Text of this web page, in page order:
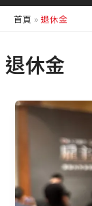
首頁 退休金
退休金
從
CMoney